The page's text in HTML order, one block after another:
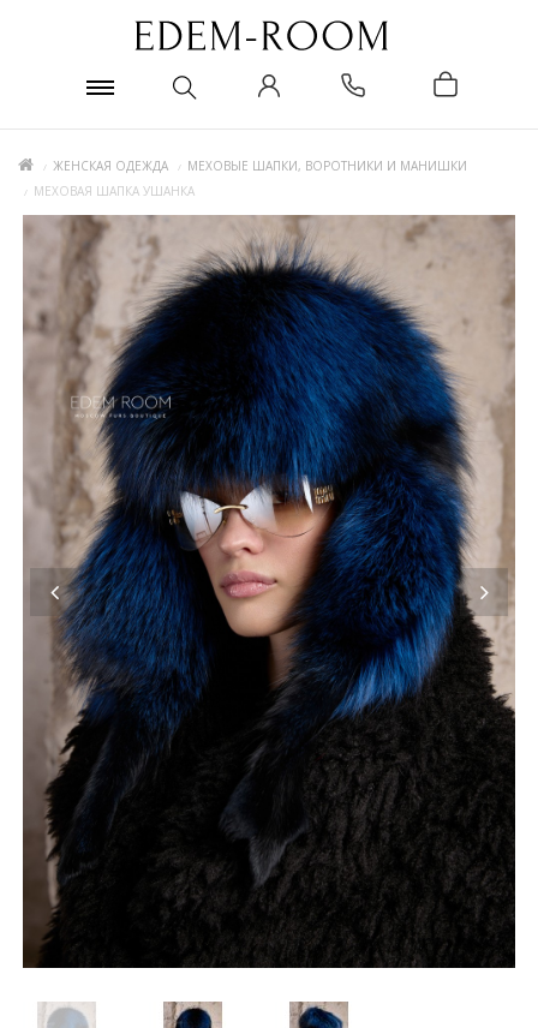
ЖЕНСКАЯ ОДЕЖДА
МЕХОВЫЕ ШАПКИ, ВОРОТНИКИ И МАНИШКИ
МЕХОВАЯ ШАПКА УШАНКА